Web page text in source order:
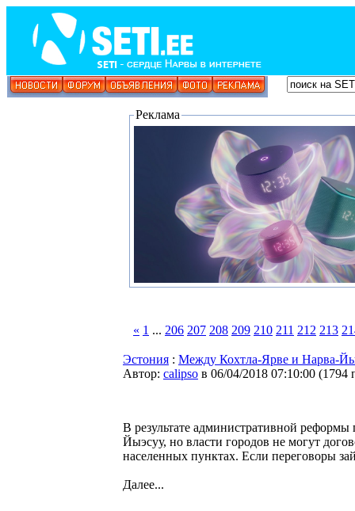
Реклама
« 1 ... 206 207 208 209 210 211 212 213
Эстония : Между Кохтла-Ярве и Нарва-
Автор: calipso в 06/04/2018 07:10:00 (1794
В результате административной
Йыэсуу, но власти городов не могут
населенных пунктах. Если переговоры
Далее...